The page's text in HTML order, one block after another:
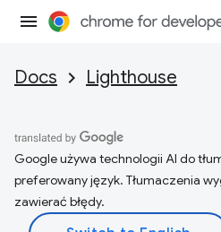
Docs Lighthouse
Google używa technologii AI do
preferowany język. Tłumaczenia
zawierać błędy.